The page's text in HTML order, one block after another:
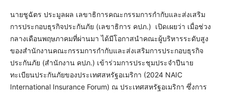
นายชูฉัตร ประมูลผล เลขาธิการคณะกรรมการกำกับและส่งเสริม
การประกอบธุรกิจประกันภัย (เลขาธิการ คปภ.) เปิดเผยว่า เมื่อช่วง
กลางเดือนพฤษภาคมที่ผ่านมา ได้มีโอกาสนำคณะผู้บริหารระดับสูง
ของสำนักงานคณะกรรมการกำกับและส่งเสริมการประกอบธุรกิจ
ประกันภัย (สำนักงาน คปภ.) เข้าร่วมการประชุมประจำปีนาย
ทะเบียนประกันภัยของประเทศสหรัฐอเมริกา (2024 NAIC
International Insurance Forum) ณ ประเทศสหรัฐอเมริกา ซึ่งการ